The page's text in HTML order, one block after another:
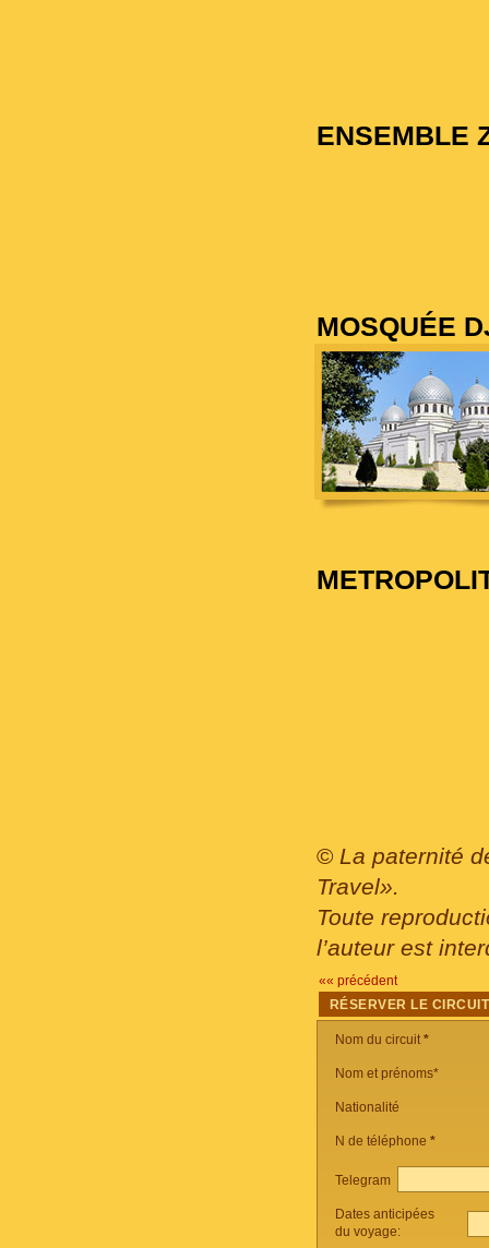
ENSEMBLE
MOSQUÉE
© La paternité
Travel».
Toute
l’auteur est
«« précédent
RÉSERVER LE CIRCUIT
Nom du circuit*
Nom et prénoms*
Nationalité
N de téléphone *
Telegram
Dates anticipées
du voyage: